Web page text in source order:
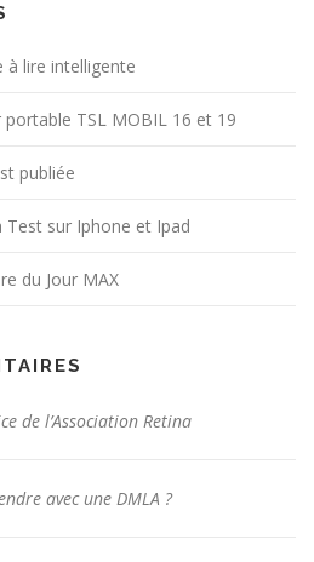
à lire intelligente
TSL MOBIL 16 et 19
publiée
sur Iphone et Ipad
du Jour MAX
de l’Association Retina
avec une DMLA ?